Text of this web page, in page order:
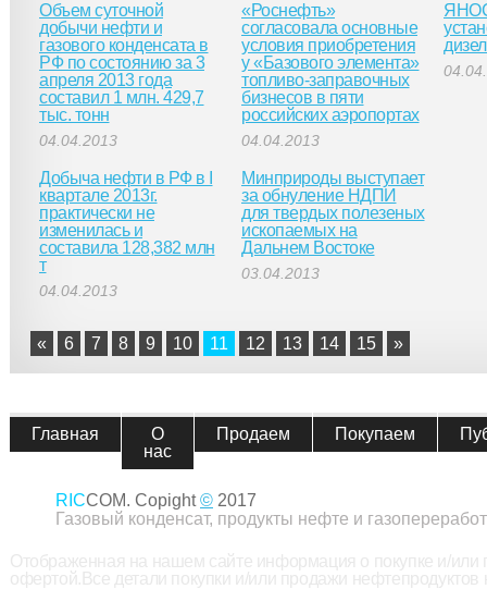
Объем суточной
добычи нефти и
газового конденсата в
РФ по состоянию за 3
апреля 2013 года
составил 1 млн. 429,7
тыс. тонн
04.04.2013
«Роснефть»
согласовала основные
условия приобретения
у «Базового элемента»
топливо-заправочных
бизнесов в пяти
российских аэропортах
04.04.2013
ЯНОС
Добыча нефти в РФ в I
квартале 2013г.
практически не
изменилась и
составила 128,382 млн
т
04.04.2013
Минприроды выступает
за обнуление НДПИ
для твердых полезеных
ископаемых на
Дальнем Востоке
03.04.2013
« 6 7 8 9 10 11 12 13 14 15 »
Главная
О
нас
Продаем Покупаем
RICCOM. Copight© 2017
Газовый конденсат, продукты нефте и